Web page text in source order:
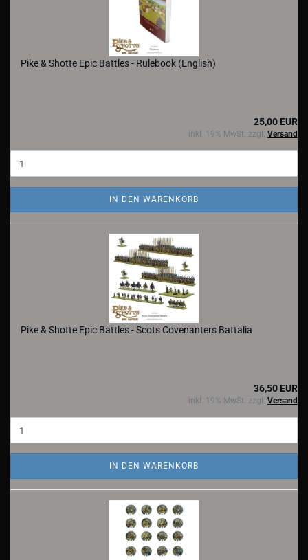
Pike & Shotte Epic Battles - Rulebook (English)
25,00 EUR
inkl. 19% MwSt. zzgl. Versand
IN DEN WARENKORB
Pike & Shotte Epic Battles - Scots Covenanters Battalia
36,50 EUR
inkl. 19% MwSt. zzgl. Versand
IN DEN WARENKORB